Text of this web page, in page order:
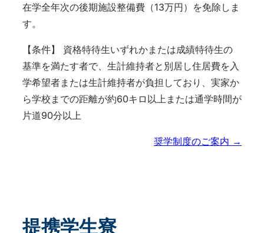
在学全年次の後期施設整備費（13万円）を免除しま
す。
【条件】 資格特待生いずれかまたは成績特待生の
基準を満たす者で、生計維持者と別居し住居費を入
学希望者または生計維持者が負担しており、実家か
ら学校までの距離が約60キロ以上または通学時間が
片道90分以上
奨学制度のご案内 →
提携学生寮